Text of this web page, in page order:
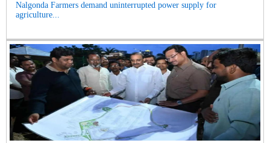
Nalgonda Farmers demand uninterrupted power supply for
agriculture...